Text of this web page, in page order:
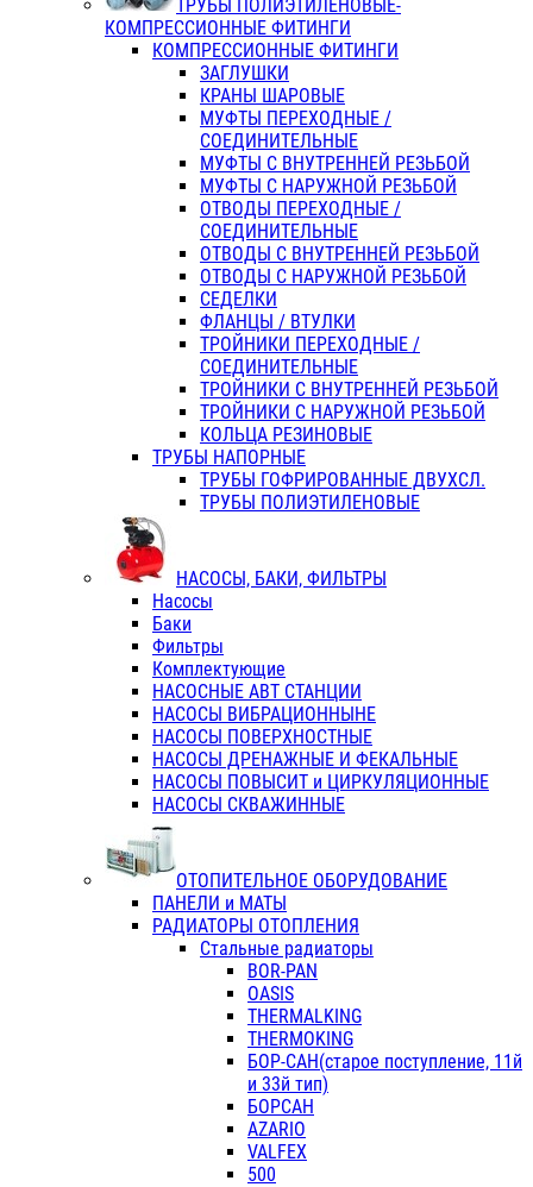
ТРУБЫ ПОЛИЭТИЛЕНОВЫЕ-
КОМПРЕССИОННЫЕ ФИТИНГИ
КОМПРЕССИОННЫЕ ФИТИНГИ
ЗАГЛУШКИ
КРАНЫ ШАРОВЫЕ
МУФТЫ ПЕРЕХОДНЫЕ /
СОЕДИНИТЕЛЬНЫЕ
МУФТЫ С ВНУТРЕННЕЙ РЕЗЬБОЙ
МУФТЫ С НАРУЖНОЙ РЕЗЬБОЙ
ОТВОДЫ ПЕРЕХОДНЫЕ /
СОЕДИНИТЕЛЬНЫЕ
ОТВОДЫ С ВНУТРЕННЕЙ РЕЗЬБОЙ
ОТВОДЫ С НАРУЖНОЙ РЕЗЬБОЙ
СЕДЕЛКИ
ФЛАНЦЫ / ВТУЛКИ
ТРОЙНИКИ ПЕРЕХОДНЫЕ /
СОЕДИНИТЕЛЬНЫЕ
ТРОЙНИКИ С ВНУТРЕННЕЙ РЕЗЬБОЙ
ТРОЙНИКИ С НАРУЖНОЙ РЕЗЬБОЙ
КОЛЬЦА РЕЗИНОВЫЕ
ТРУБЫ НАПОРНЫЕ
ТРУБЫ ГОФРИРОВАННЫЕ ДВУХСЛ.
ТРУБЫ ПОЛИЭТИЛЕНОВЫЕ
НАСОСЫ, БАКИ, ФИЛЬТРЫ
Насосы
Баки
Фильтры
Комплектующие
НАСОСНЫЕ АВТ СТАНЦИИ
НАСОСЫ ВИБРАЦИОННЫНЕ
НАСОСЫ ПОВЕРХНОСТНЫЕ
НАСОСЫ ДРЕНАЖНЫЕ И ФЕКАЛЬНЫЕ
НАСОСЫ ПОВЫСИТ и ЦИРКУЛЯЦИОННЫЕ
НАСОСЫ СКВАЖИННЫЕ
ОТОПИТЕЛЬНОЕ ОБОРУДОВАНИЕ
ПАНЕЛИ и МАТЫ
РАДИАТОРЫ ОТОПЛЕНИЯ
Стальные радиаторы
BOR-PAN
OASIS
THERMALKING
THERMOKING
БОР-САН(старое поступление, 11й
и 33й тип)
БОРСАН
AZARIO
VALFEX
500